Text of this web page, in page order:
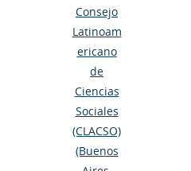
Consejo
Latinoam
ericano
de
Ciencias
Sociales
(CLACSO)
(Buenos